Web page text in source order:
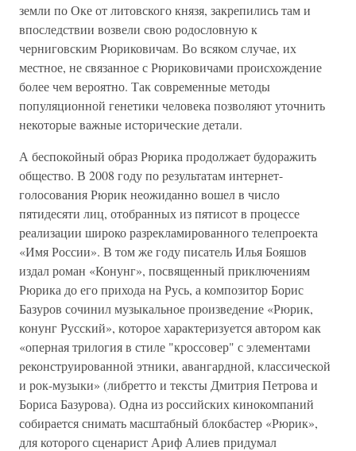
земли по Оке от литовского князя, закрепились там и
впоследствии возвели свою родословную к
черниговским Рюриковичам. Во всяком случае, их
местное, не связанное с Рюриковичами происхождение
более чем вероятно. Так современные методы
популяционной генетики человека позволяют уточнить
некоторые важные исторические детали.
А беспокойный образ Рюрика продолжает будоражить
общество. В 2008 году по результатам интернет-
голосования Рюрик неожиданно вошел в число
пятидесяти лиц, отобранных из пятисот в процессе
реализации широко разрекламированного телепроекта
«Имя России». В том же году писатель Илья Бояшов
издал роман «Конунг», посвященный приключениям
Рюрика до его прихода на Русь, а композитор Борис
Базуров сочинил музыкальное произведение «Рюрик,
конунг Русский», которое характеризуется автором как
«оперная трилогия в стиле "кроссовер" с элементами
реконструированной этники, авангардной, классической
и рок-музыки» (либретто и тексты Дмитрия Петрова и
Бориса Базурова). Одна из российских кинокомпаний
собирается снимать масштабный блокбастер «Рюрик»,
для которого сценарист Ариф Алиев придумал